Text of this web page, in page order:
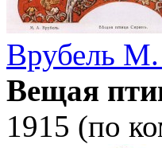
Врубель
Вещая
1915 (по